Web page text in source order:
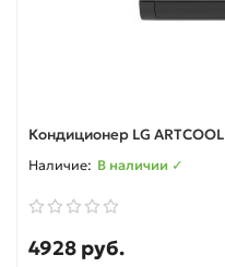
Кондиционер LG
В наличии ✓
4928 руб.